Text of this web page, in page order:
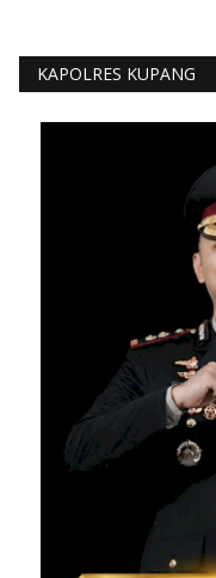
KAPOLRES KUPANG